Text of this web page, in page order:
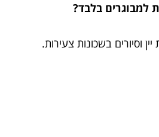
למבוגרים בלבד?
וסיורים בשכונות צעירות.